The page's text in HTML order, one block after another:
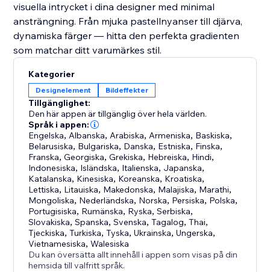
visuella intrycket i dina designer med minimal
ansträngning. Från mjuka pastellnyanser till djärva,
dynamiska färger — hitta den perfekta gradienten
som matchar ditt varumärkes stil.
Kategorier
Designelement Bildeffekter
Tillgänglighet:
Den här appen är tillgänglig över hela världen.
Språk i appen:
Engelska, Albanska, Arabiska, Armeniska, Baskiska,
Belarusiska, Bulgariska, Danska, Estniska, Finska,
Franska,Georgiska,Grekiska, Hebreiska, Hindi,
Indonesiska, Isländska, Italienska, Japanska,
Katalanska, Kinesiska, Koreanska, Kroatiska,
Lettiska, Litauiska, Makedonska, Malajiska, Marathi,
Mongoliska, Nederländska, Norska, Persiska, Polska,
Portugisiska, Rumänska, Ryska,Serbiska,
Slovakiska,Spanska,Svenska,Tagalog,Thai,
Tjeckiska,Turkiska,Tyska,Ukrainska,Ungerska,
Vietnamesiska,Walesiska
Du kan översätta allt innehåll i appen som visas på din
hemsida till valfritt språk.